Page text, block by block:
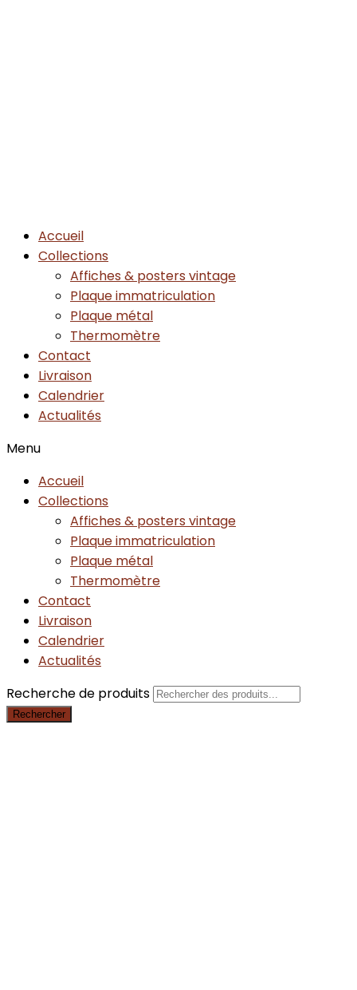
Accueil
Collections
Affiches & posters vintage
Plaque immatriculation
Plaque métal
Thermomètre
Contact
Livraison
Calendrier
Actualités
Menu
Accueil
Collections
Affiches & posters vintage
Plaque immatriculation
Plaque métal
Thermomètre
Contact
Livraison
Calendrier
Actualités
Recherche de produits
Rechercher